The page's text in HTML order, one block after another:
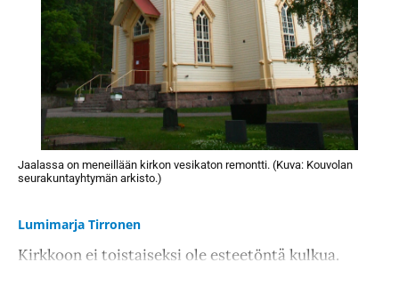
Jaalassa on meneillään kirkon vesikaton remontti. (Kuva: Kouvolan
seurakuntayhtymän arkisto.)
Lumimarja Tirronen
Kirkkoon ei toistaiseksi ole esteetöntä kulkua.